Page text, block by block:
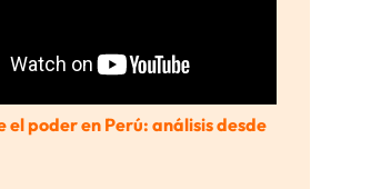
el poder en Perú: análisis desde